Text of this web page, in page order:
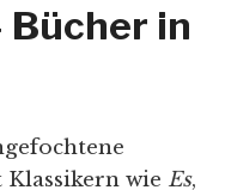
Bücher in
wie Es,